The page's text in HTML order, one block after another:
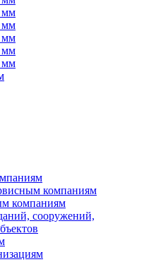
мм
мм
мм
мм
мм
компаниям
компаниям
сооружений,